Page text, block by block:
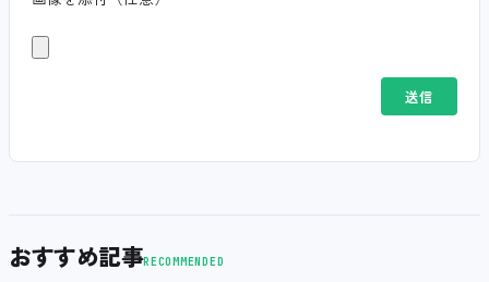
おすすめ記事RECOMMENDED